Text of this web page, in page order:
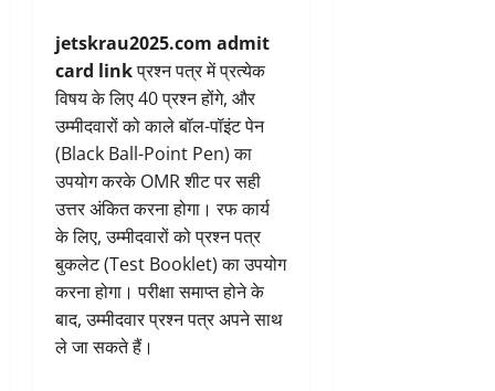
jetskrau2025.com admit
card linkप्रश्न पत्र में प्रत्येक
विषय के लिए 40 प्रश्न होंगे, और
उम्मीदवारों को काले बॉल-पॉइंट पेन
(Black Ball-Point Pen) का
उपयोग करके OMR शीट पर सही
उत्तर अंकित करना होगा। रफ कार्य
के लिए, उम्मीदवारों को प्रश्न पत्र
बुकलेट (Test Booklet) का उपयोग
करना होगा। परीक्षा समाप्त होने के
बाद, उम्मीदवार प्रश्न पत्र अपने साथ
ले जा सकते हैं।